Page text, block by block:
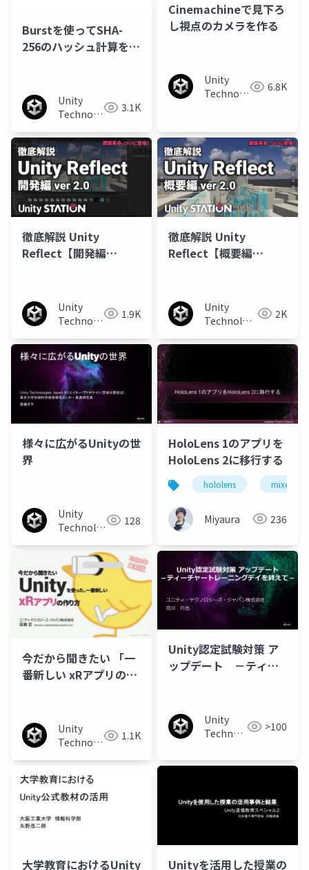
Burstを使ってSHA-
256のハッシュ計算を高
Unity
Technologies 3.1K
Cinemachineで見下ろ
し視点のカメラを作る
Unity
Technologies 6.8K
徹底解説 Unity
Reflect【開発編
Unity
Technologies 1.9K
徹底解説 Unity
Reflect【概要編
Unity
Technologies 2K
様々に広がるUnityの世
界
Unity
Technologies 128
HoloLens 1のアプリを
HoloLens 2に移行する
hololens mixed
Miyaura 236
今だから聞きたい 「一
番新しい xRアプリの作
Unity
Technologies 1.1K
Unity認定試験対策 ア
ップデート －ティー
Unity
Technologies>100
大学教育におけるUnity Unityを活用した授業の